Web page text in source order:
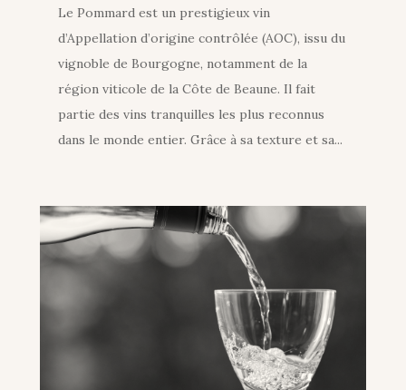
Le Pommard est un prestigieux vin
d’Appellation d’origine contrôlée (AOC), issu du
vignoble de Bourgogne, notamment de la
région viticole de la Côte de Beaune. Il fait
partie des vins tranquilles les plus reconnus
dans le monde entier. Grâce à sa texture et sa...